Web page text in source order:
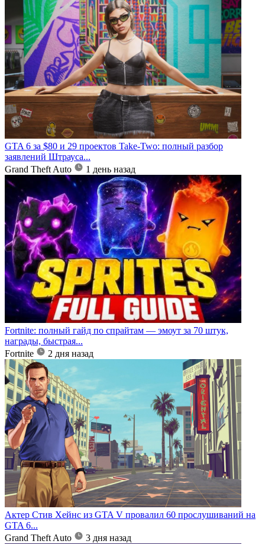
GTA 6 за $80 и 29 проектов Take-Two: полный разбор
заявлений Штрауса...
Grand Theft Auto
1 день назад
Fortnite: полный гайд по спрайтам — эмоут за 70 штук,
награды, быстрая...
Fortnite
2 дня назад
Актер Стив Хейнс из GTA V провалил 60 прослушиваний на
GTA 6...
Grand Theft Auto
3 дня назад